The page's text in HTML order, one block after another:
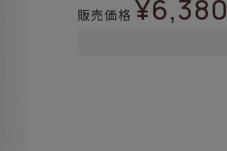
販売価格 ¥6,380